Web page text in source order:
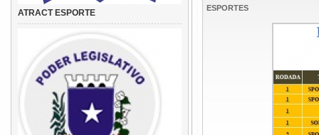
ATRACT ESPORTE ESPORTES